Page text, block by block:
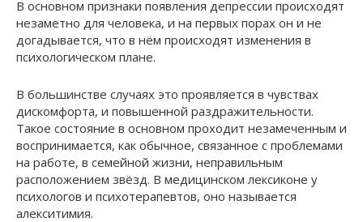
В основном признаки появления депрессии происходят
незаметно для человека, и на первых порах он и не
догадывается, что в нём происходят изменения в
психологическом плане.
В большинстве случаях это проявляется в чувствах
дискомфорта, и повышенной раздражительности.
Такое состояние в основном проходит незамеченным и
воспринимается, как обычное, связанное с проблемами
на работе, в семейной жизни, неправильным
расположением звёзд. В медицинском лексиконе у
психологов и психотерапевтов, оно называется
алекситимия.